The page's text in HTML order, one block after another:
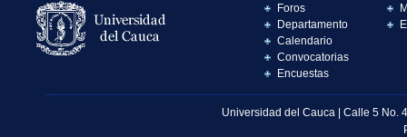
Foros
Departamento
Calendario
Convocatorias
Encuestas
Universidad del Cauca | Calle 5 No.